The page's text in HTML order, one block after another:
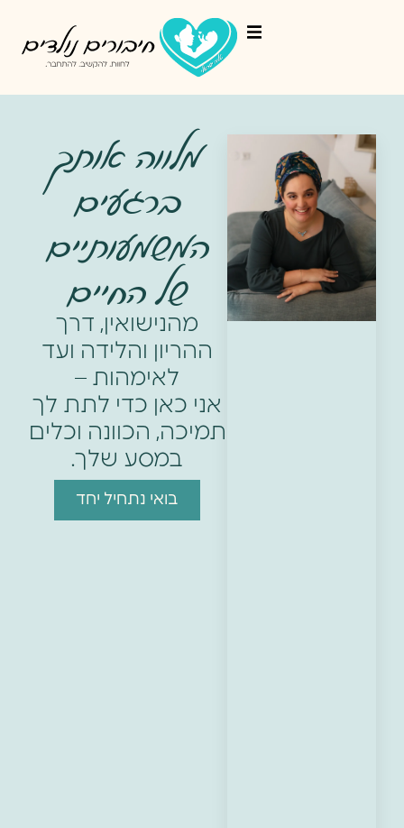
מלווה אותך
ברגעים
המשמעותיים
של החיים
מהנישואין, דרך
ההריון והלידה ועד
לאימהות –
אני כאן כדי לתת לך
תמיכה, הכוונה וכלים
במסע שלך.
בואי נתחיל יחד